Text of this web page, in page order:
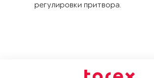
регулировки притвора.